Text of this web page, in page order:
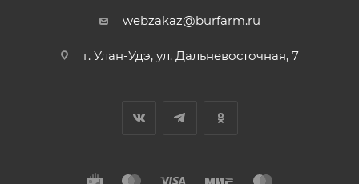
webzakaz@burfarm.ru
г. Улан-Удэ, ул. Дальневосточная, 7